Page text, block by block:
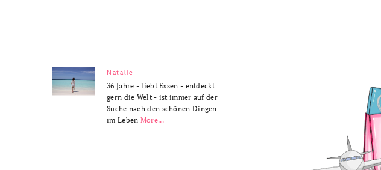
Natalie
36 Jahre - liebt Essen - entdeckt
gern die Welt - ist immer auf der
Suche nach den schönen Dingen
im Leben More...